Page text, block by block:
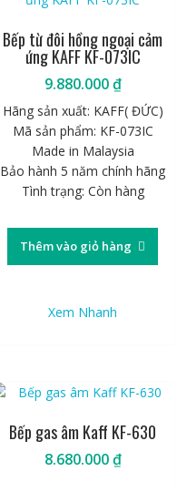
Bếp từ đôi hồng ngoại cảm
ứng KAFF KF-073IC
9.880.000₫
Hãng sản xuất: KAFF( ĐỨC)
Mã sản phẩm: KF-073IC
Made in Malaysia
Bảo hành 5 năm chính hãng
Tình trạng: Còn hàng
Thêm vào giỏ hàng
Xem Nhanh
Bếp gas âm Kaff KF-630
8.680.000₫